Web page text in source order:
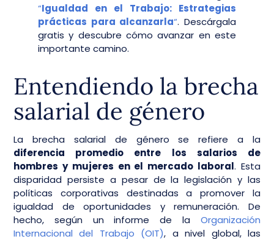
“Igualdad en el Trabajo: Estrategias
prácticas para alcanzarla“. Descárgala
gratis y descubre cómo avanzar en este
importante camino.
Entendiendo la brecha
salarial de género
La brecha salarial de género se refiere a la
diferencia promedio entre los salarios de
hombres y mujeres en el mercado laboral. Esta
disparidad persiste a pesar de la legislación y las
políticas corporativas destinadas a promover la
igualdad de oportunidades y remuneración. De
hecho, según un informe de la Organización
Internacional del Trabajo (OIT), a nivel global, las